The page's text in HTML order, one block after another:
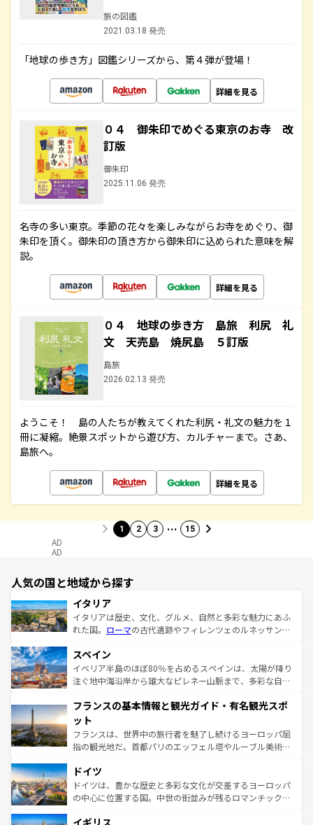
旅の図鑑
2021.03.18 発売
「地球の歩き方」図鑑シリーズから、第４弾が登場！
詳細を見る
０４ 御朱印でめぐる東京のお寺 改
訂版
御朱印
2025.11.06 発売
名寺の多い東京。季節の花々を楽しみながらお寺をめぐり、御
朱印を頂く。御朱印の頂き方から御朱印に込められた意味を解
説。
詳細を見る
０４ 地球の歩き方 島旅 利尻 礼
文 天売島 焼尻島 ５訂版
島旅
2026.02.13 発売
ようこそ！ 島の人たちが教えてくれた利尻・礼文の魅力を１
冊に凝縮。絶景スポットから遊び方、カルチャーまで。さあ、
島旅へ。
詳細を見る
1 2 3 … 15
AD
AD
人気の国と地域から探す
イタリア
イタリアは歴史、文化、グルメ、自然と多彩な魅力にあふ
れた国。 ローマの古代遺跡やフィレンツェのルネッサンス
ろん、トスカーナの美しい田園風景やアマルフィ海岸の絶
景など、自然景観も見逃せない。観光の合間には、本場の
ピザやパスタなど、絶品のイタリア料理を堪能することも
ませてくれるイタリアで、忘れられない旅をしてみよう！
なお、新着のイタリア情報は
しい。
スペイン
イベリア半島のほぼ80％を占めるスペインは、太陽が降り
注ぐ地中海沿岸から雄大なピレネー山脈まで、多彩な自然
文化が根付くこの国では、情熱的なフラメンコ、熱気あふ
れる闘牛、そして美味しいタパスが生活の一部となってい
る。首都マドリードの洗練された雰囲気や、バルセロナの
アートに溢れた街角から、地方では古代ローマ遺跡や中世
せる。地方によって風土や気候が異なるスペインはその個
性で訪れる人を魅了する。 なお、新着のスペイン情報は コ
ンテンツ一覧を参照してほしい。
フランスの基本情報と観光ガイド・有名観光スポ
ット
フランスは、世界中の旅行者を魅了し続けるヨーロッパ屈
指の観光地だ。首都パリのエッフェル塔やルーブル美術館
で、幅広い魅力が詰まっている。華麗な宮殿、歴史的な大
聖堂、美しいビーチ、そして豊かな自然が、訪れる者を心
から魅了する。また、フランスは美食の国としても知ら
いる。シャンパンの発祥地であるランス、プロヴァンスの
ドイツ
ドイツは、豊かな歴史と多彩な文化が交差するヨーロッパ
の中心に位置する国。中世の街並みが残るロマンチック街
顔を持つこの国は、どこを歩いても飽きることがない。ベ
イギリス